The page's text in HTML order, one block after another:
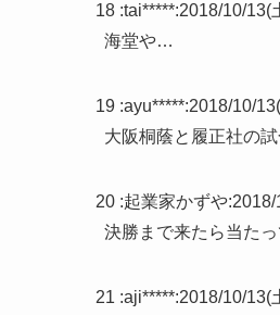
18 :tai*****:2018/10/13(
海堂や…
19 :ayu*****:2018/10/
大阪桐蔭と履正社の
20 :起業家かずや:2018/
決勝まで来たら当たっ
21 :aji*****:2018/10/13(